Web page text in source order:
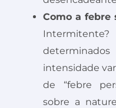
Como a febre
intensidade
de “febre
sobre a